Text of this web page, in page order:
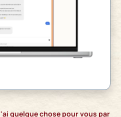
quelque chose pour vous par